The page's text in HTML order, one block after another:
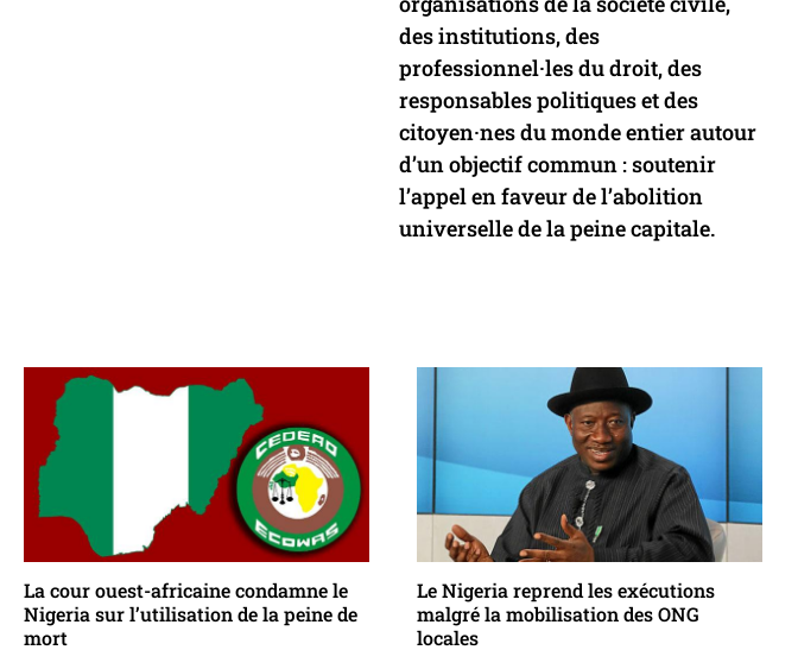
des institutions, des
professionnel·les du droit, des
responsables politiques et des
citoyen·nes du monde entier autour
d’un objectif commun : soutenir
l’appel en faveur de l’abolition
universelle de la peine capitale.
La cour ouest-africaine condamne le
Nigeria sur l’utilisation de la peine de
mort
Le Nigeria reprend les exécutions
malgré la mobilisation des ONG
locales